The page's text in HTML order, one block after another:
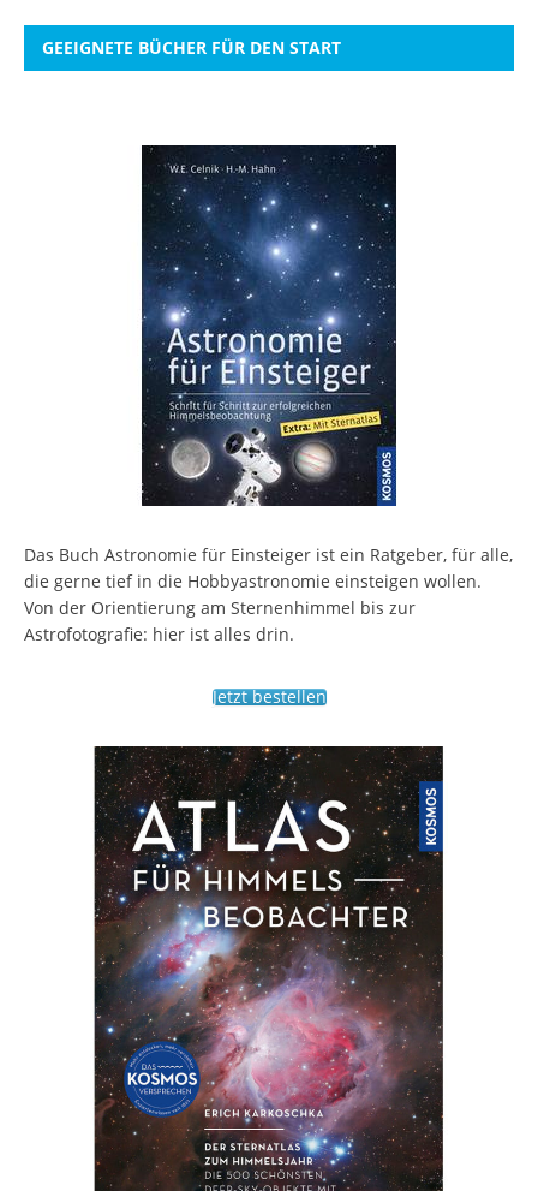
GEEIGNETE BÜCHER FÜR DEN START
Das Buch Astronomie für Einsteiger ist ein Ratgeber, für alle,
die gerne tief in die Hobbyastronomie einsteigen wollen.
Von der Orientierung am Sternenhimmel bis zur
Astrofotografie: hier ist alles drin.
Jetzt bestellen